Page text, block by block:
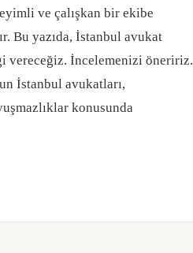
ve çalışkan bir ekibe
Bu yazıda, İstanbul avukat
vereceğiz. İncelemenizi öneririz.
İstanbul avukatları,
konusunda